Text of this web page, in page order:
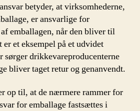
betyder, at virksomhederne,
er ansvarlige for
emballagen, når den bliver til
et eksempel på et udvidet
sørger drikkevareproducenterne
bliver taget retur og genanvendt.
op til, at de nærmere rammer for
for emballage fastsættes i